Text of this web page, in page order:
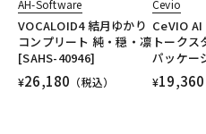
AH-Software
VOCALOID4 結月ゆかり
コンプリート 純・穏・凛
[SAHS-40946]
¥26,180 （税込）
Cevio
CeVIO
トークス
パッケー
¥19,360